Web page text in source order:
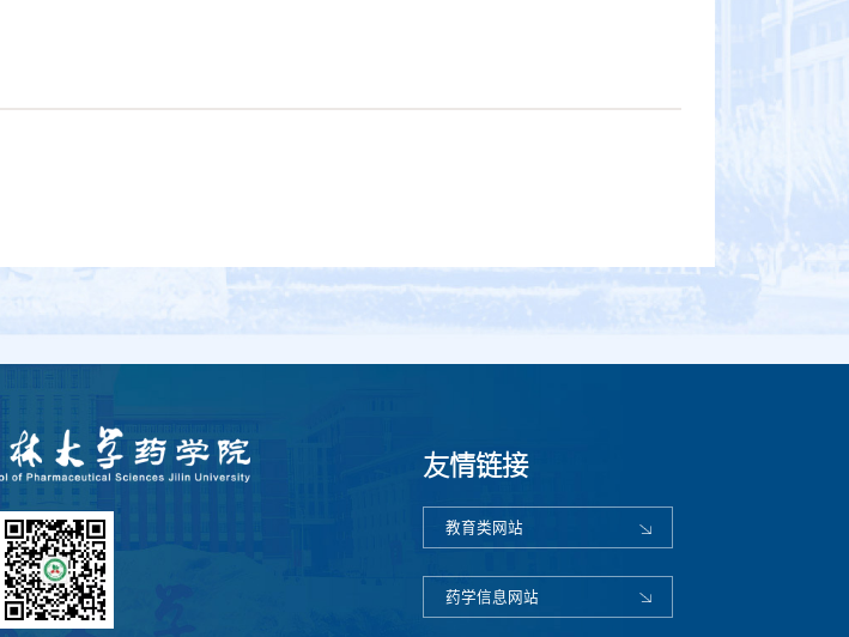
友情链接
教育类网站
药学信息网站